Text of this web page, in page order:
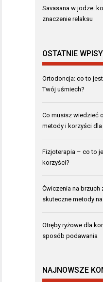
Savasana w jodze:
znaczenie relaksu
OSTATNIE WPISY
Ortodoncja: co to
Twój uśmiech?
Co musisz wiedzieć
metody i korzyści
Fizjoterapia – co to
korzyści?
Ćwiczenia na brzuch
skuteczne metody
Otręby ryżowe dla
sposób podawania
NAJNOWSZE